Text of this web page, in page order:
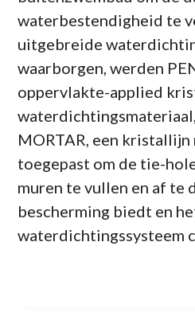
waterbestendigheid te
uitgebreide
waarborgen, werden
oppervlakte-applied
MORTAR, een
toegepast om de tie-
muren te vullen en af te
bescherming biedt en
waterdichtingssysteem